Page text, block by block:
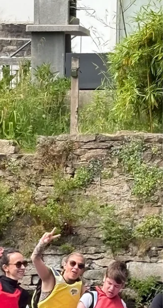
l'accompagnement de deux formatrices
expertes, Julie Patinet et Stéphanie Durand,
qui nous ont permis de développer les
compétences indispensables à la conception
et à l'animation de formations profess